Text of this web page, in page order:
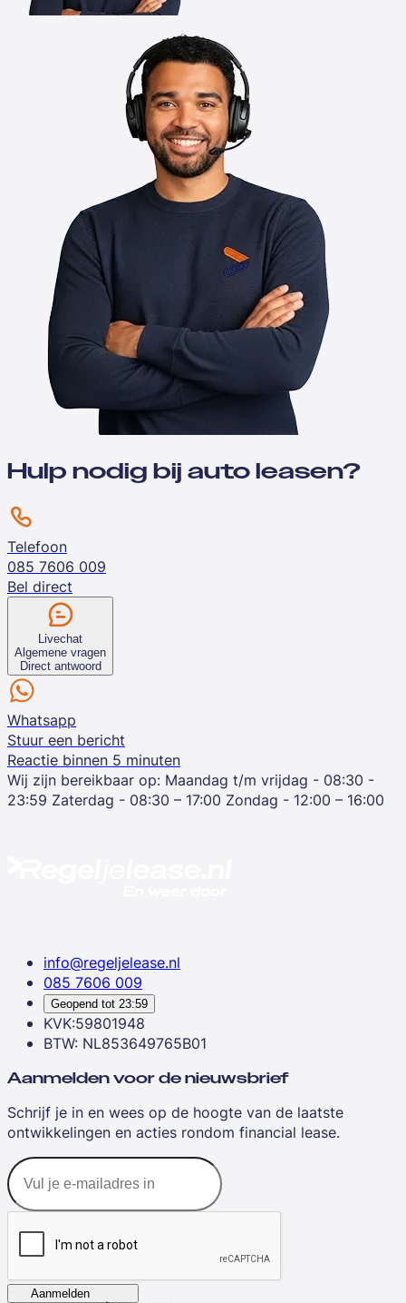
Hulp nodig bij auto leasen?
Telefoon
085 7606 009
Bel direct
Livechat
Algemene vragen
Direct antwoord
Whatsapp
Stuur een bericht
Reactie binnen 5 minuten
Wij zijn bereikbaar op: Maandag t/m vrijdag - 08:30 -
23:59 Zaterdag - 08:30 – 17:00 Zondag - 12:00 – 16:00
info@regeljelease.nl
085 7606 009
Geopend tot 23:59
KVK:59801948
BTW: NL853649765B01
Aanmelden voor de nieuwsbrief
Schrijf je in en wees op de hoogte van de laatste
ontwikkelingen en acties rondom financial lease.
Aanmelden